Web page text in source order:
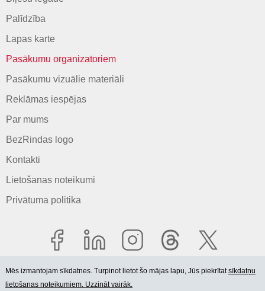
Palīdzība
Lapas karte
Pasākumu organizatoriem
Pasākumu vizuālie materiāli
Reklāmas iespējas
Par mums
BezRindas logo
Kontakti
Lietošanas noteikumi
Privātuma politika
Mēs izmantojam sīkdatnes. Turpinot lietot šo mājas lapu, Jūs piekrītatsīkdatņu
lietošanas noteikumiem. Uzzināt vairāk.